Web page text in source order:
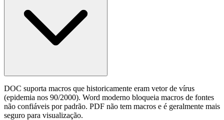
DOC suporta macros que historicamente eram vetor de vírus
(epidemia nos 90/2000). Word moderno bloqueia macros de fontes
não confiáveis por padrão. PDF não tem macros e é geralmente mais
seguro para visualização.